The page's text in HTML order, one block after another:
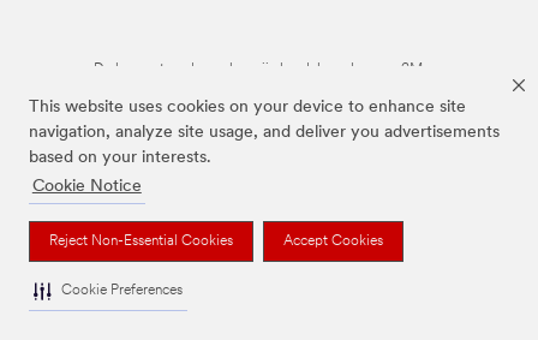
This website uses cookies on your device to enhance site
navigation, analyze site usage, and deliver you advertisements
based on your interests.
Cookie Notice
Reject Non-Essential Cookies Accept Cookies
Cookie Preferences
De bovenstaande merken zijn handelsmerken van 3M.we